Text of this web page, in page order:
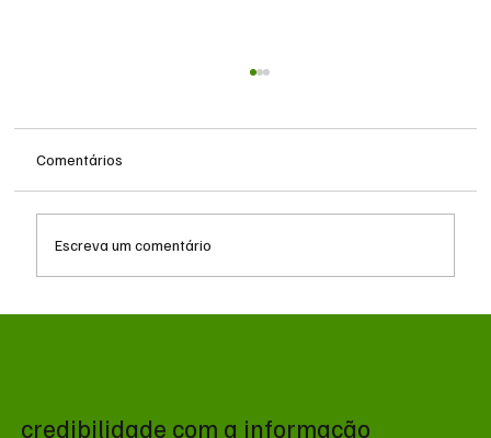
Comentários
Escreva um comentário
credibilidade com a informação